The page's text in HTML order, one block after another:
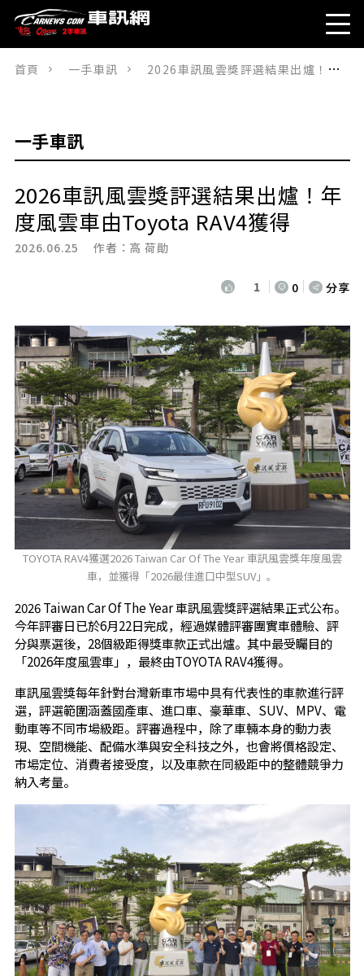
首頁 一手車訊 2026車訊風雲獎評選結果出爐！年度風雲車由Toyota RAV4獲得
一手車訊
2026車訊風雲獎評選結果出爐！年
度風雲車由Toyota RAV4獲得
2026.06.25 作者： 高 荷勛
1 0 分享
TOYOTA RAV4獲選2026 Taiwan Car Of The Year 車訊風雲獎年度風雲
車，並獲得「2026最佳進口中型SUV」。
2026 Taiwan Car Of The Year 車訊風雲獎評選結果正式公布。
今年評審日已於6月22日完成，經過媒體評審團實車體驗、評
分與票選後，28個級距得獎車款正式出爐。其中最受矚目的
「2026年度風雲車」，最終由TOYOTA RAV4獲得。
車訊風雲獎每年針對台灣新車市場中具有代表性的車款進行評
選，評選範圍涵蓋國產車、進口車、豪華車、SUV、MPV、電
動車等不同市場級距。評審過程中，除了車輛本身的動力表
現、空間機能、配備水準與安全科技之外，也會將價格設定、
市場定位、消費者接受度，以及車款在同級距中的整體競爭力
納入考量。